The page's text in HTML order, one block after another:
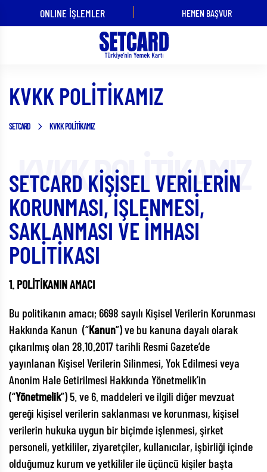
ÜYE İŞ YERİ
OLMAK
KART
KULLANMAK
ONLINE İŞLEMLER HEMEN BAŞVUR
KVKK POLİTİKAMIZ
SETCARD KVKK POLİTİKAMIZ
SETCARD KİŞİSEL VERİLERİN
KORUNMASI, İŞLENMESİ,
SAKLANMASI VE İMHASI
POLİTİKASI
1. POLİTİKANIN AMACI
Bu politikanın amacı; 6698 sayılı Kişisel Verilerin Korunması
Hakkında Kanun (“Kanun”) ve bu kanuna dayalı olarak
çıkarılmış olan 28.10.2017 tarihli Resmi Gazete’de
yayınlanan Kişisel Verilerin Silinmesi, Yok Edilmesi veya
Anonim Hale Getirilmesi Hakkında Yönetmelik’in
(“Yönetmelik”) 5. ve 6. maddeleri ve ilgili diğer mevzuat
gereği kişisel verilerin saklanması ve korunması, kişisel
verilerin hukuka uygun bir biçimde işlenmesi, şirket
personeli, yetkililer, ziyaretçiler, kullanıcılar, işbirliği içinde
olduğumuz kurum ve yetkililer ile üçüncü kişiler başta